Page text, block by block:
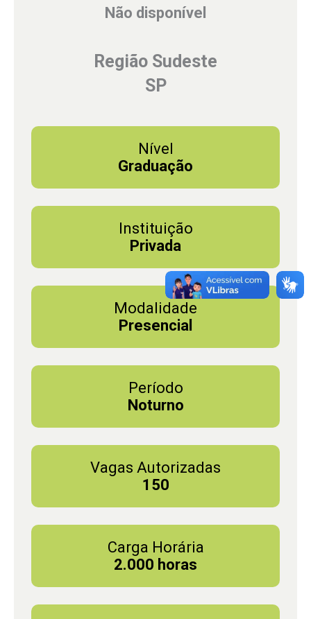
Não disponível
Região Sudeste
SP
Nível
Graduação
Instituição
Privada
Modalidade
Presencial
Período
Noturno
Vagas Autorizadas
150
Carga Horária
2.000 horas